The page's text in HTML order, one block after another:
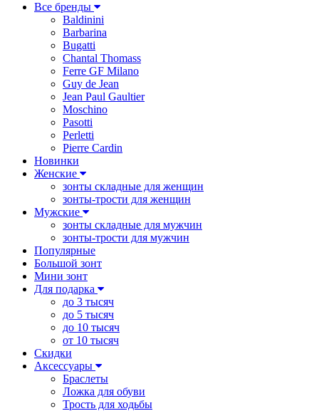
Все бренды
Baldinini
Barbarina
Bugatti
Chantal Thomass
Ferre GF Milano
Guy de Jean
Jean Paul Gaultier
Moschino
Pasotti
Perletti
Pierre Cardin
Новинки
Женские
зонты складные для женщин
зонты-трости для женщин
Мужские
зонты складные для мужчин
зонты-трости для мужчин
Популярные
Большой зонт
Мини зонт
Для подарка
до 3 тысяч
до 5 тысяч
до 10 тысяч
от 10 тысяч
Скидки
Аксессуары
Браслеты
Ложка для обуви
Трость для ходьбы